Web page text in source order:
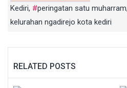
Kediri, peringatan satu muharram,
kelurahan ngadirejo kota kediri
RELATED POSTS